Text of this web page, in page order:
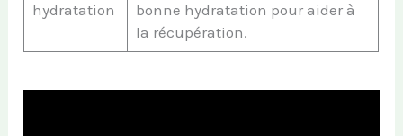
hydratation
bonne hydratation pour aider à
la récupération.